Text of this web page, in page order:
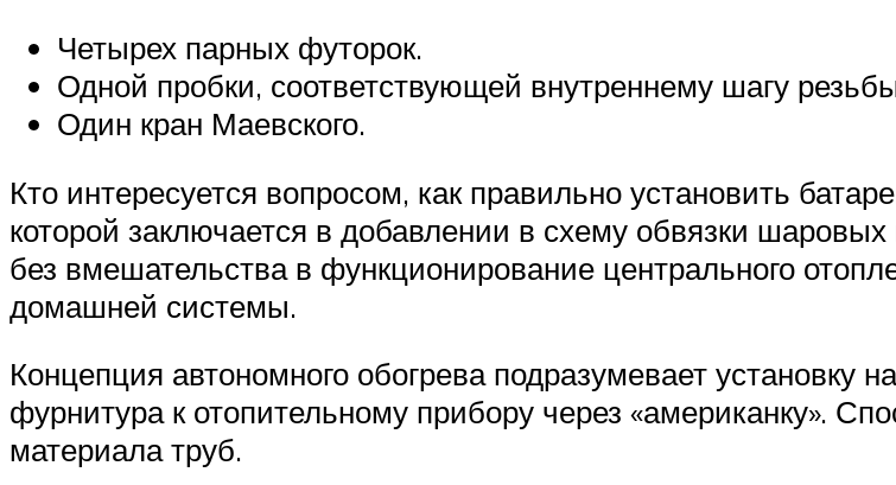
Четырех парных футорок.
Одной пробки, соответствующей внутреннему шагу
Один кран Маевского.
Кто интересуется вопросом, как правильно установить
которой заключается в добавлении в схему обвязки
без вмешательства в функционирование центрального
домашней системы.
Концепция автономного обогрева подразумевает установку
фурнитура к отопительному прибору через «американку».
материала труб.